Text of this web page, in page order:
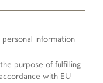
information
purpose of fulfilling
with EU